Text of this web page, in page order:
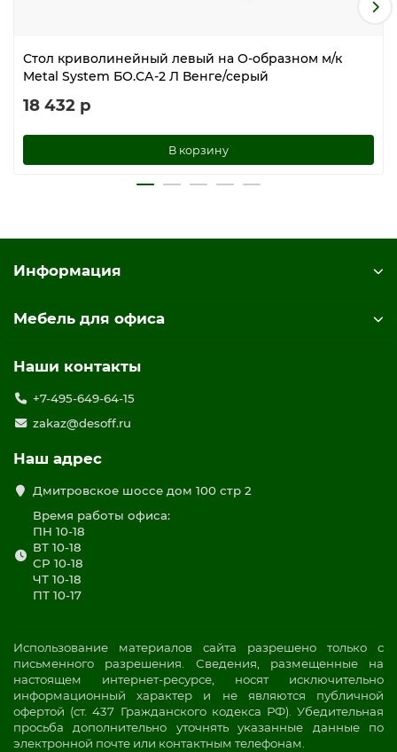
Стол криволинейный левый на О-образном м/к
Metal System БО.СА-2 Л Венге/серый
18 432 р
В корзину
Информация
Мебель для офиса
Наши контакты
+7-495-649-64-15
zakaz@desoff.ru
Наш адрес
Дмитровское шоссе дом 100 стр 2
Время работы офиса:
ПН 10-18
ВТ 10-18
СР 10-18
ЧТ 10-18
ПТ 10-17
Использование материалов сайта разрешено только с
письменного разрешения. Сведения, размещенные на
настоящем интернет-ресурсе, носят исключительно
информационный характер и не являются публичной
офертой (ст. 437 Гражданского кодекса РФ). Убедительная
просьба дополнительно уточнять указанные данные по
электронной почте или контактным телефонам.